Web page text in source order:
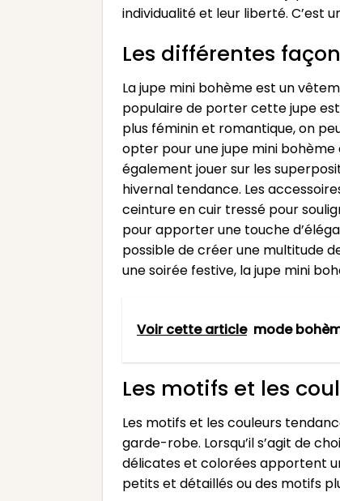
individualité et leur liberté. C’est
Les différentes
La jupe mini bohème est un
populaire de porter cette jupe
plus féminin et romantique, on
opter pour une jupe mini
également jouer sur les
hivernal tendance. Les
ceinture en cuir tressé pour
pour apporter une touche
possible de créer une multitude
une soirée festive, la jupe mini
Voir cette article mode
Les motifs et les
Les motifs et les couleurs
garde-robe. Lorsqu’il s’agit de
délicates et colorées apportent
petits et détaillés ou des motifs